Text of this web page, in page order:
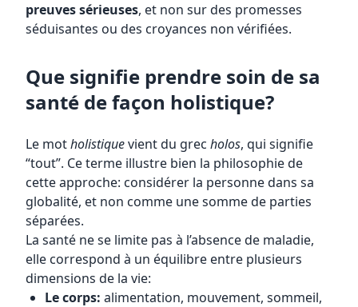
preuves sérieuses, et non sur des promesses
séduisantes ou des croyances non vérifiées.
Que signifie prendre soin de sa
santé de façon holistique?
Le motholistiquevient du grec holos, qui signifie
“tout”. Ce terme illustre bien la philosophie de
cette approche: considérer la personne dans sa
globalité, et non comme une somme de parties
séparées.
La santé ne se limite pas à l’absence de maladie,
elle correspond à un équilibre entre plusieurs
dimensions de la vie:
Le corps: alimentation, mouvement, sommeil,